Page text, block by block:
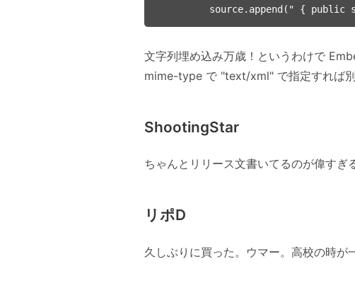
文字列埋め込み万歳！というわけで
mime-type で "text/xml" で指定すれば
ShootingStar
ちゃんとリリース文書いてるのが偉すぎ
リポD
久しぶりに買った。ウマー。高校の時が